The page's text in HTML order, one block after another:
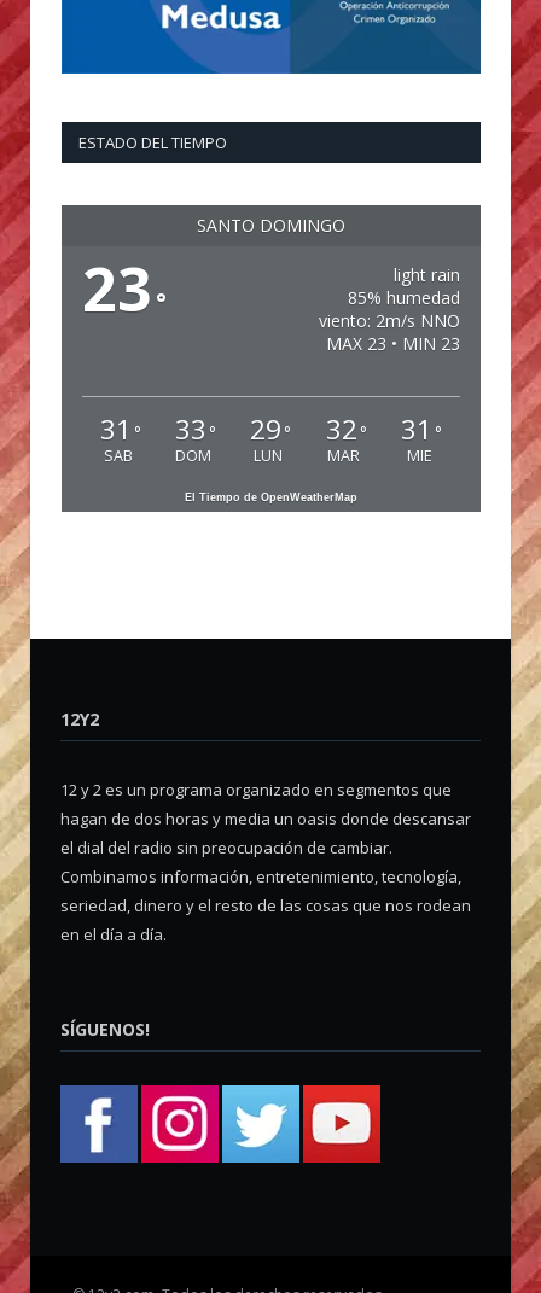
ESTADO DEL TIEMPO
SANTO DOMINGO
23 °
light rain
85% humedad
viento: 2m/s NNO
MAX 23 • MIN 23
31 °
SAB
33 °
DOM
29 °
LUN
32 °
MAR
31 °
MIE
El Tiempo de OpenWeatherMap
12Y2
12 y 2 es un programa organizado en segmentos que
hagan de dos horas y media un oasis donde descansar
el dial del radio sin preocupación de cambiar.
Combinamos información, entretenimiento, tecnología,
seriedad, dinero y el resto de las cosas que nos rodean
en el día a día.
SÍGUENOS!